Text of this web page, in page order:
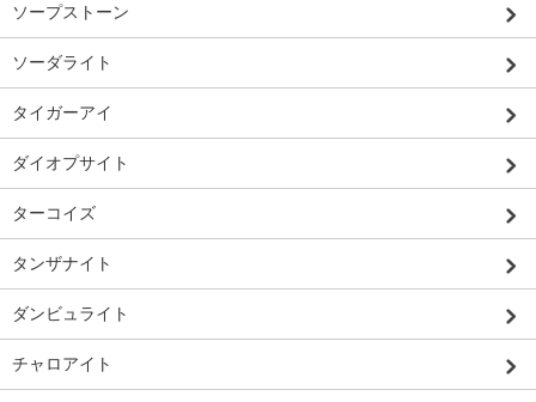
ソープストーン
ソーダライト
タイガーアイ
ダイオプサイト
ターコイズ
タンザナイト
ダンビュライト
チャロアイト